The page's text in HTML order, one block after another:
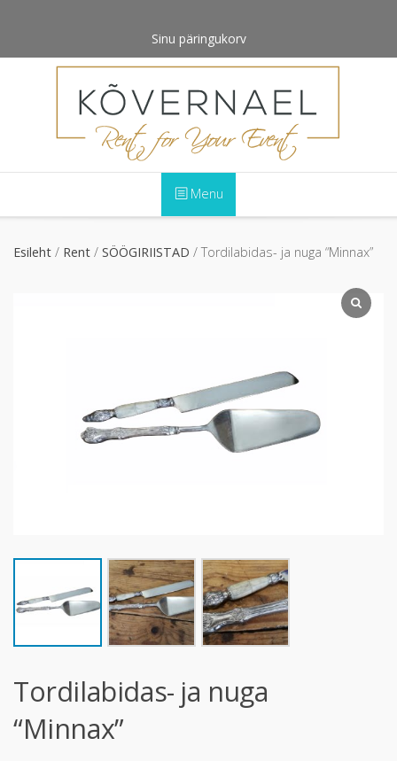
Sinu päringukorv
Menu
Esileht / Rent / SÖÖGIRIISTAD / Tordilabidas- ja nuga “Minnax”
Tordilabidas- ja nuga
“Minnax”